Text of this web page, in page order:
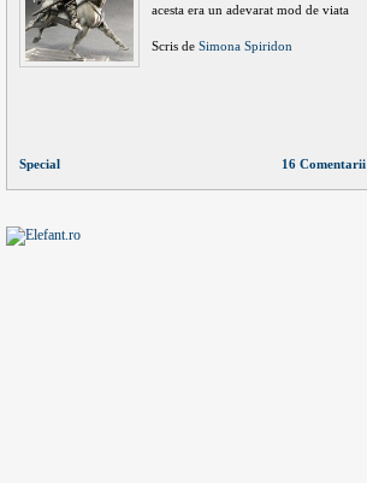
acesta era un adevarat mod de viata
Scris de Simona Spiridon
Special 16 Comentarii